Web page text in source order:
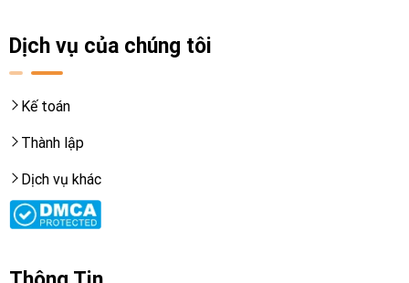
Dịch vụ của chúng tôi
Kế toán
Thành lập
Dịch vụ khác